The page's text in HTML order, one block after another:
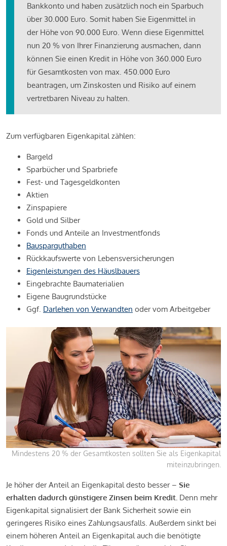
Bankkonto und haben zusätzlich noch ein Sparbuch
über 30.000 Euro. Somit haben Sie Eigenmittel in
der Höhe von 90.000 Euro. Wenn diese Eigenmittel
nun 20 % von Ihrer Finanzierung ausmachen, dann
können Sie einen Kredit in Höhe von 360.000 Euro
für Gesamtkosten von max. 450.000 Euro
beantragen, um Zinskosten und Risiko auf einem
vertretbaren Niveau zu halten.
Zum verfügbaren Eigenkapital zählen:
Bargeld
Sparbücher und Sparbriefe
Fest- und Tagesgeldkonten
Aktien
Zinspapiere
Gold und Silber
Fonds und Anteile an Investmentfonds
Bausparguthaben
Rückkaufswerte von Lebensversicherungen
Eigenleistungen des Häuslbauers
Eingebrachte Baumaterialien
Eigene Baugrundstücke
Ggf. Darlehen von Verwandten oder vom Arbeitgeber
Mindestens 20 % der Gesamtkosten sollten Sie als Eigenkapital
miteinzubringen.
Je höher der Anteil an Eigenkapital desto besser – Sie
erhalten dadurch günstigere Zinsen beim Kredit. Denn mehr
Eigenkapital signalisiert der Bank Sicherheit sowie ein
geringeres Risiko eines Zahlungsausfalls. Außerdem sinkt bei
einem höheren Anteil an Eigenkapital auch die benötigte